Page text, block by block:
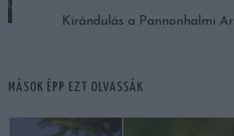
Kirándulás a Pannonhalmi
MÁSOK ÉPP EZT OLVASSÁK